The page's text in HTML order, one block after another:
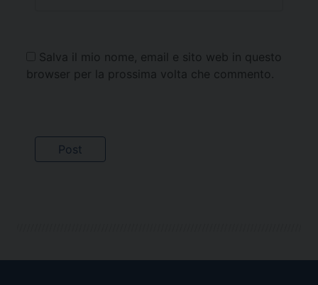
Salva il mio nome, email e sito web in questo
browser per la prossima volta che commento.